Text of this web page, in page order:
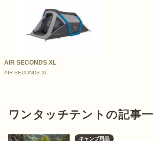
AIR SECONDS XL
AIR SECONDS XL
ワンタッチテントの記事
キャンプ用品